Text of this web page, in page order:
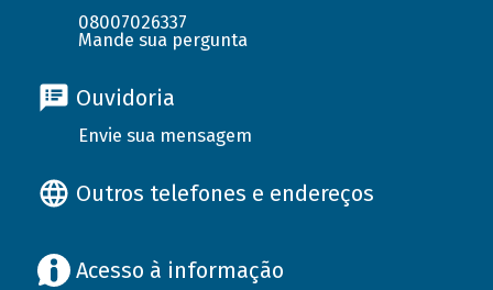
08007026337
Mande sua pergunta
Ouvidoria
Envie sua mensagem
Outros telefones e endereços
Acesso à informação